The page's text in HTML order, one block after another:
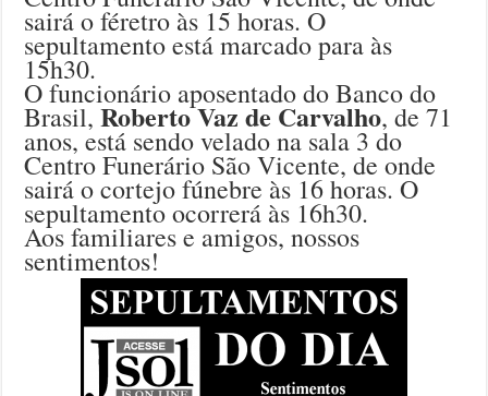
sairá o féretro às 15 horas. O
sepultamento está marcado para às
15h30.
O funcionário aposentado do Banco do
Brasil,Roberto Vaz de Carvalho, de 71
anos, está sendo velado na sala 3 do
Centro Funerário São Vicente, de onde
sairá o cortejo fúnebre às 16 horas. O
sepultamento ocorrerá às 16h30.
Aos familiares e amigos, nossos
sentimentos!